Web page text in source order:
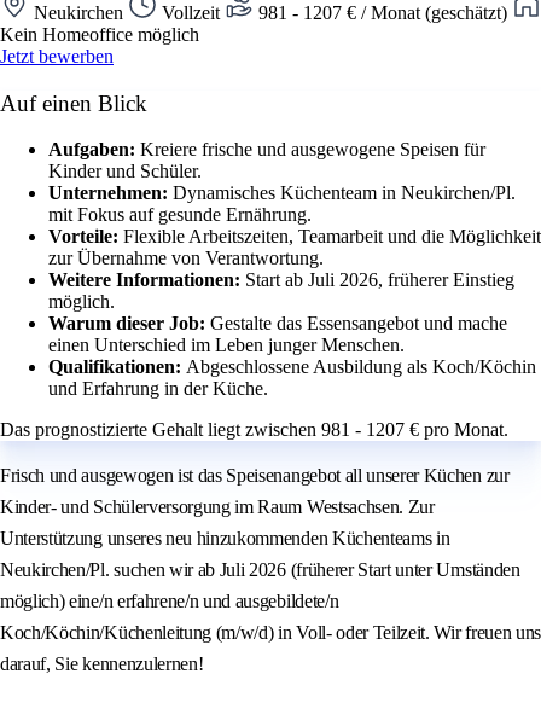
Neukirchen Vollzeit
981 - 1207 € / Monat (geschätzt)
Kein Homeoffice möglich
Jetzt bewerben
Auf einen Blick
Aufgaben: Kreiere frische und ausgewogene Speisen für
Kinder und Schüler.
Unternehmen: Dynamisches Küchenteam in Neukirchen/Pl.
mit Fokus auf gesunde Ernährung.
Vorteile: Flexible Arbeitszeiten, Teamarbeit und die Möglichkeit
zur Übernahme von Verantwortung.
Weitere Informationen: Start ab Juli 2026, früherer Einstieg
möglich.
Warum dieser Job: Gestalte das Essensangebot und mache
einen Unterschied im Leben junger Menschen.
Qualifikationen: Abgeschlossene Ausbildung als Koch/Köchin
und Erfahrung in der Küche.
Das prognostizierte Gehalt liegt zwischen 981 - 1207 € pro Monat.
Frisch und ausgewogen ist das Speisenangebot all unserer Küchen zur
Kinder- und Schülerversorgung im Raum Westsachsen. Zur
Unterstützung unseres neu hinzukommenden Küchenteams in
Neukirchen/Pl. suchen wir ab Juli 2026 (früherer Start unter Umständen
möglich) eine/n erfahrene/n und ausgebildete/n
Koch/Köchin/Küchenleitung (m/w/d) in Voll- oder Teilzeit. Wir freuen uns
darauf, Sie kennenzulernen!